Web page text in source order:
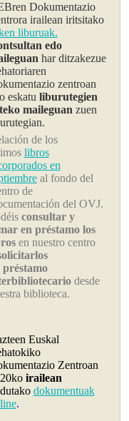
Dokumentazio
irailean iritsitako
liburuak.
edo
har ditzakezue
zentroan
eskatu liburutegien
maileguan zuen
de los
libros
en
al fondo del
de
del OVJ.
consultar y
en préstamo los
en nuestro centro
préstamo
desde
biblioteca.
Euskal
Zentroan
irailean
dokumentuak
.